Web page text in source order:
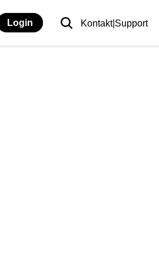
Login Kontakt|Support